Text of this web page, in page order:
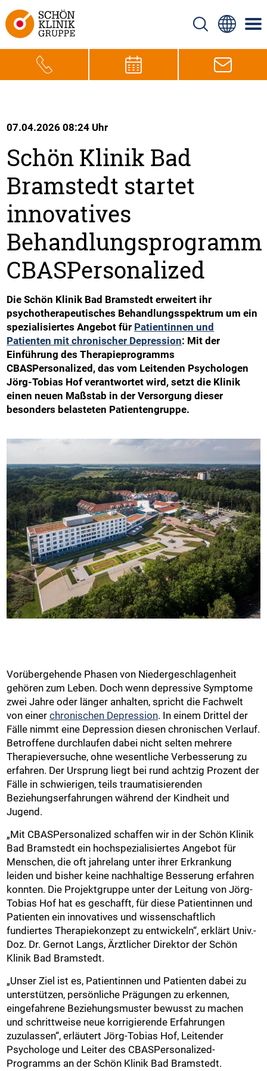
07.04.2026 08:24 Uhr
Schön Klinik Bad
Bramstedt startet
innovatives
Behandlungsprogramm
CBASPersonalized
Die Schön Klinik Bad Bramstedt erweitert ihr
psychotherapeutisches Behandlungsspektrum um ein
spezialisiertes Angebot für Patientinnen und
Patienten mit chronischer Depression: Mit der
Einführung des Therapieprogramms
CBASPersonalized, das vom Leitenden Psychologen
Jörg-Tobias Hof verantwortet wird, setzt die Klinik
einen neuen Maßstab in der Versorgung dieser
besonders belasteten Patientengruppe.
Vorübergehende Phasen von Niedergeschlagenheit
gehören zum Leben. Doch wenn depressive Symptome
zwei Jahre oder länger anhalten, spricht die Fachwelt
von einerchronischen Depression. In einem Drittel der
Fälle nimmt eine Depression diesen chronischen Verlauf.
Betroffene durchlaufen dabei nicht selten mehrere
Therapieversuche, ohne wesentliche Verbesserung zu
erfahren. Der Ursprung liegt bei rund achtzig Prozent der
Fälle in schwierigen, teils traumatisierenden
Beziehungserfahrungen während der Kindheit und
Jugend.
„Mit CBASPersonalized schaffen wir in der Schön Klinik
Bad Bramstedt ein hochspezialisiertes Angebot für
Menschen, die oft jahrelang unter ihrer Erkrankung
leiden und bisher keine nachhaltige Besserung erfahren
konnten. Die Projektgruppe unter der Leitung von Jörg-
Tobias Hof hat es geschafft, für diese Patientinnen und
Patienten ein innovatives und wissenschaftlich
fundiertes Therapiekonzept zu entwickeln“, erklärt Univ.-
Doz. Dr. Gernot Langs, Ärztlicher Direktor der Schön
Klinik Bad Bramstedt.
„Unser Ziel ist es, Patientinnen und Patienten dabei zu
unterstützen, persönliche Prägungen zu erkennen,
eingefahrene Beziehungsmuster bewusst zu machen
und schrittweise neue korrigierende Erfahrungen
zuzulassen“, erläutert Jörg-Tobias Hof, Leitender
Psychologe und Leiter des CBASPersonalized-
Programms an der Schön Klinik Bad Bramstedt.